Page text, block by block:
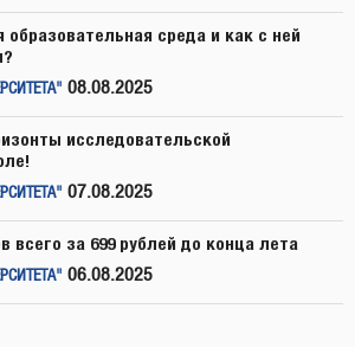
среда и как с ней
08.08.2025
исследовательской
07.08.2025
всего за 699 рублей до конца лета
06.08.2025